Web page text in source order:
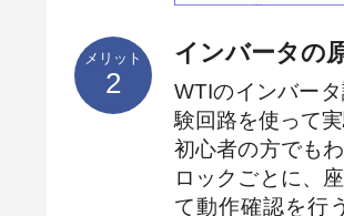
メリット
2
インバータの
WTIのインバー
験回路を使って
初心者の方でも
ロックごとに、
て動作確認を行